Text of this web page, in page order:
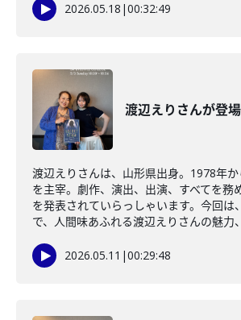
2026.05.18 |00:32:49
渡辺えりさんが登場
渡辺えりさんは、山形県出身。1978年か
を主宰。劇作、演出、出演、すべてを務
を発表されていらっしゃいます。今回は
で、人間味あふれる渡辺えりさんの魅力
2026.05.11 |00:29:48